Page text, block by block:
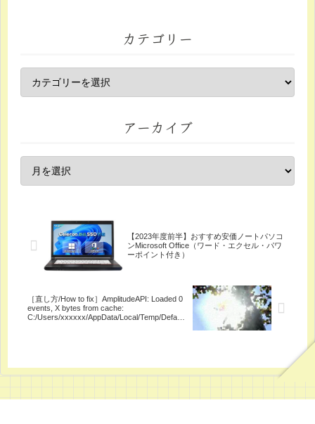
カテゴリー
アーカイブ
【2023年度前半】おすすめ安価ノートパソコ
ンMicrosoft Office（ワード・エクセル・パワ
ーポイント付き）
［直し方/How to fix］AmplitudeAPI: Loaded 0
events, X bytes from cache:
C:/Users/xxxxxx/AppData/Local/Temp/Default